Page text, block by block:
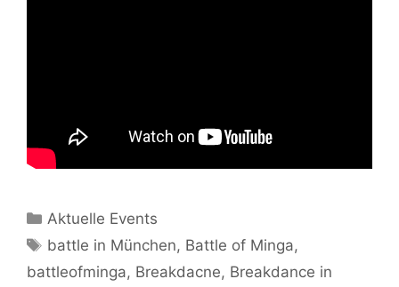
Kategorien
Aktuelle Events
Schlagwörter
battle in München, Battle of Minga,
battleofminga, Breakdacne, Breakdance in